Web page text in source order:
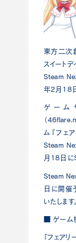
東方二次
スイートデ
Steam
年2月18
ゲーム
（
ム『フェ
Steam
月18日に
Steam
日に開催
いたします。
■ ゲーム
『フェア